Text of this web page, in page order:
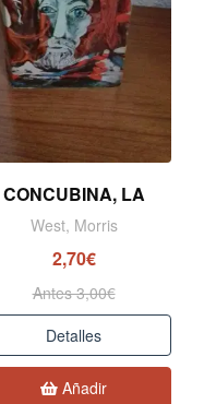
CONCUBINA, LA
West, Morris
2,70€
Antes 3,00€
Detalles
Añadir